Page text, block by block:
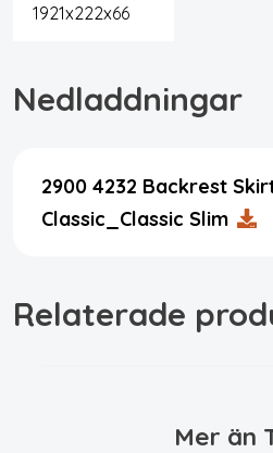
1921x222x66
Nedladdningar
2900 4232 Backrest
Classic_Classic Slim
Relaterade
Mer än